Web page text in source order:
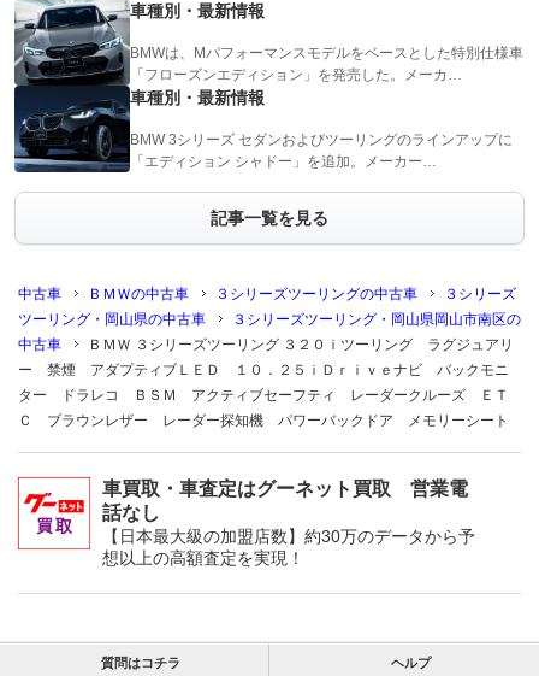
車種別・最新情報
BMWは、Mパフォーマンスモデルをベースとした特別仕様車
「フローズンエディション」を発売した。メーカ…
車種別・最新情報
BMW 3シリーズ セダンおよびツーリングのラインアップに
「エディション シャドー」を追加。メーカー…
記事一覧を見る
中古車 ＢＭＷの中古車 ３シリーズツーリングの中古車
３シリーズ
ツーリング・岡山県の中古車
３シリーズツーリング・岡山県岡山市南区の
中古車
ＢＭＷ ３シリーズツーリング ３２０ｉツーリング ラグジュアリ
ー 禁煙 アダプティブＬＥＤ １０．２５ｉＤｒｉｖｅナビ バックモニ
ター ドラレコ ＢＳＭ アクティブセーフティ レーダークルーズ ＥＴ
Ｃ ブラウンレザー レーダー探知機 パワーバックドア メモリーシート
車買取・車査定はグーネット買取 営業電
話なし
【日本最大級の加盟店数】約30万のデータから予
想以上の高額査定を実現！
質問はコチラ ヘルプ